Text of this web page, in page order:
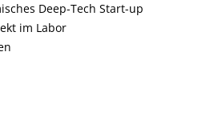
Deep-Tech Start-up
im Labor